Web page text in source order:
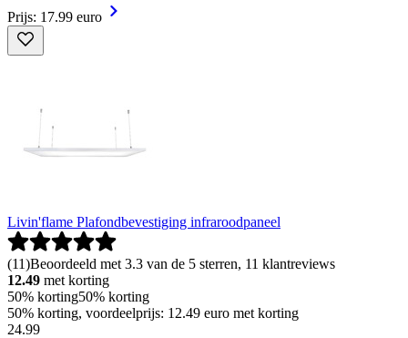
Prijs: 17.99 euro
Livin'flame Plafondbevestiging infraroodpaneel
(11)Beoordeeld met 3.3 van de 5 sterren, 11 klantreviews
12.49 met korting
50% korting50% korting
50% korting, voordeelprijs: 12.49 euro met korting
24.99